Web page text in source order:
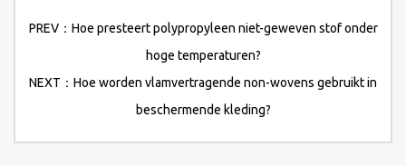
PREV：Hoe presteert polypropyleen niet-geweven stof onder
hoge temperaturen?
NEXT：Hoe worden vlamvertragende non-wovens gebruikt in
beschermende kleding?